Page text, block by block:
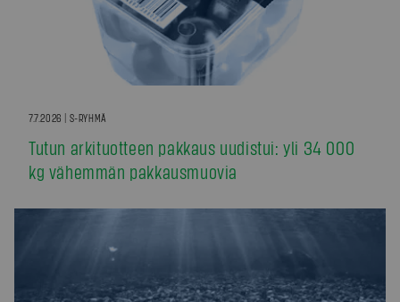
7.7.2026 | S-RYHMÄ
Tutun arkituotteen pakkaus uudistui: yli 34 000
kg vähemmän pakkausmuovia